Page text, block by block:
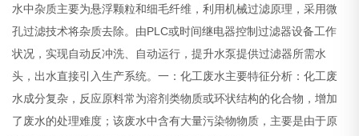
水中杂质主要为悬浮颗粒和细毛纤维，利用机械过滤原理，采用微
孔过滤技术将杂质去除。由PLC或时间继电器控制过滤器设备工作
状况，实现自动反冲洗、自动运行，提升水泵提供过滤器所需水
头，出水直接引入生产系统。一：化工废水主要特征分析：化工废
水成分复杂，反应原料常为溶剂类物质或环状结构的化合物，增加
了废水的处理难度；该废水中含有大量污染物物质，主要是由于原